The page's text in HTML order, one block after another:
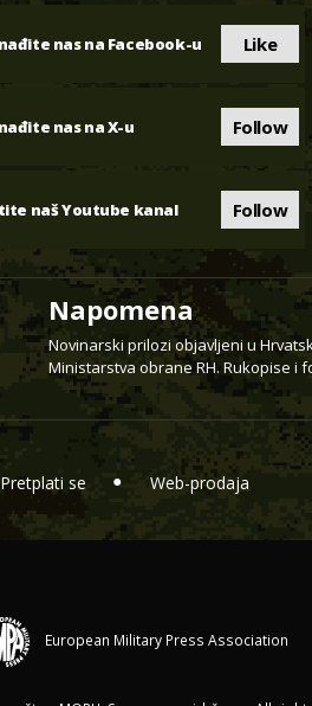
nas na Facebook-u Like
nas na X-u Follow
naš Youtube kanal Follow
Napomena
Novinarski prilozi objavljeni u
Ministarstva obrane RH. Rukopise i
Pretplati se Web-prodaja
European Military Press Association